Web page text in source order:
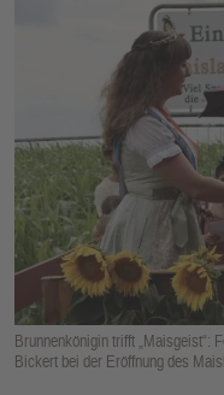
Brunnenkönigin trifft „Maisgeist“:
Bickert bei der Eröffnung des
F
U
N
K
TI
O
N
E
N